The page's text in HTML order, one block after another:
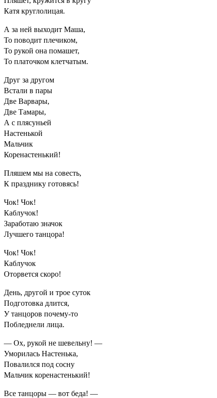
Катя круглолицая.
А за ней выходит Маша,
То поводит плечиком,
То рукой она помашет,
То платочком клетчатым.
Друг за другом
Встали в пары
Две Варвары,
Две Тамары,
А с плясуньей
Настенькой
Мальчик
Коренастенький!
Пляшем мы на совесть,
К празднику готовясь!
Чок! Чок!
Каблучок!
Заработаю значок
Лучшего танцора!
Чок! Чок!
Каблучок
Оторвется скоро!
День, другой и трое суток
Подготовка длится,
У танцоров почему-то
Побледнели лица.
— Ох, рукой не шевельну! —
Уморилась Настенька,
Повалился под сосну
Мальчик коренастенький!
Все танцоры — вот беда! —